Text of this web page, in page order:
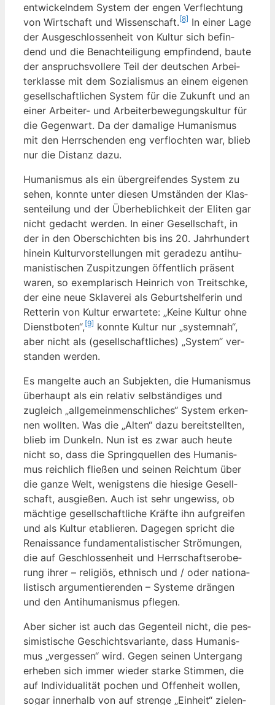
ent­wi­ckeln­dem Sys­tem der engen Ver­flech­tung
von Wirt­schaft und Wis­sen­schaft.[8] In einer Lage
der Aus­ge­schlos­sen­heit von Kul­tur sich befin­
dend und die Benach­tei­li­gung emp­fin­dend, bau­te
der anspruchs­vol­le­re Teil der deut­schen Arbei­
ter­klas­se mit dem Sozia­lis­mus an einem eige­nen
gesell­schaft­li­chen Sys­tem für die Zukunft und an
einer Arbei­ter- und Arbei­ter­be­we­gungs­kul­tur für
die Gegen­wart. Da der dama­li­ge Huma­nis­mus
mit den Herr­schen­den eng ver­floch­ten war, blieb
nur die Distanz dazu.
Huma­nis­mus als ein über­grei­fen­des Sys­tem zu
sehen, konn­te unter die­sen Umstän­den der Klas­
sen­tei­lung und der Über­heb­lich­keit der Eli­ten gar
nicht gedacht wer­den. In einer Gesell­schaft, in
der in den Ober­schich­ten bis ins 20. Jahr­hun­dert
hin­ein Kul­tur­vor­stel­lun­gen mit gera­de­zu anti­hu­
ma­nis­ti­schen Zuspit­zun­gen öffent­lich prä­sent
waren, so exem­pla­risch Hein­rich von Treit­sch­ke,
der eine neue Skla­ve­rei als Geburts­hel­fe­rin und
Ret­te­rin von Kul­tur erwar­te­te: „Kei­ne Kul­tur ohne
Dienst­bo­ten“,[9] konn­te Kul­tur nur „sys­tem­nah“,
aber nicht als (gesell­schaft­li­ches) „Sys­tem“ ver­
stan­den werden.
Es man­gel­te auch an Sub­jek­ten, die Huma­nis­mus
über­haupt als ein rela­tiv selb­stän­di­ges und
zugleich „all­ge­mein­mensch­li­ches“ Sys­tem erken­
nen woll­ten. Was die „Alten“ dazu bereit­stell­ten,
blieb im Dun­keln. Nun ist es zwar auch heu­te
nicht so, dass die Spring­quel­len des Huma­nis­
mus reich­lich flie­ßen und sei­nen Reich­tum über
die gan­ze Welt, wenigs­tens die hie­si­ge Gesell­
schaft, aus­gie­ßen. Auch ist sehr unge­wiss, ob
mäch­ti­ge gesell­schaft­li­che Kräf­te ihn auf­grei­fen
und als Kul­tur eta­blie­ren. Dage­gen spricht die
Renais­sance fun­da­men­ta­lis­ti­scher Strö­mun­gen,
die auf Geschlos­sen­heit und Herr­schafts­er­obe­
rung ihrer – reli­gi­ös, eth­nisch und / oder natio­na­
lis­tisch argu­men­tie­ren­den – Sys­te­me drän­gen
und den Anti­hu­ma­nis­mus pflegen.
Aber sicher ist auch das Gegen­teil nicht, die pes­
si­mis­ti­sche Geschichts­va­ri­an­te, dass Huma­nis­
mus „ver­ges­sen“ wird. Gegen sei­nen Unter­gang
erhe­ben sich immer wie­der star­ke Stim­men, die
auf Indi­vi­dua­li­tät pochen und Offen­heit wol­len,
sogar inner­halb von auf stren­ge „Ein­heit“ zie­len­